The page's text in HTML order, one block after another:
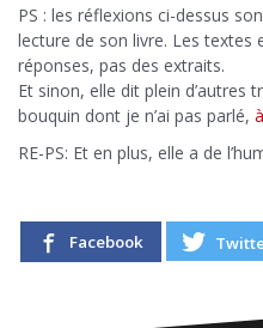
PS : les réflexions ci-dessus
lecture de son livre. Les textes
réponses, pas des extraits.
Et sinon, elle dit plein d’autres
bouquin dont je n’ai pas parlé,
RE-PS: Et en plus, elle a de
Facebook